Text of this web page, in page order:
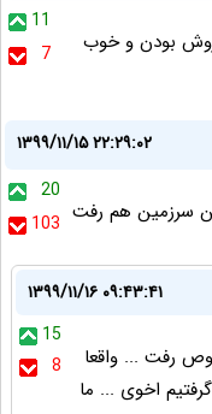
11
7
بودن و خوب
۱۳۹۹/۱۱/۱۵ ۲۲:۲۹:۰۲
20
103 سرزمین هم رفت
۱۳۹۹/۱۱/۱۶ ۰۹:۴۳:۴۱
15
8
رفت ... واقعا
اخوی ... ما